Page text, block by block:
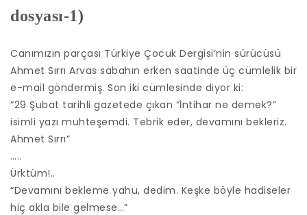
dosyası-1)
Canımızın parçası Türkiye Çocuk Dergisi’nin sürücüsü
Ahmet Sırrı Arvas sabahın erken saatinde üç cümlelik bir
e-mail göndermiş. Son iki cümlesinde diyor ki:
“29 Şubat tarihli gazetede çıkan “İntihar ne demek?”
isimli yazı muhteşemdi. Tebrik eder, devamını bekleriz.
Ahmet Sırrı”
…..
Ürktüm!..
“Devamını bekleme yahu, dedim. Keşke böyle hadiseler
hiç akla bile gelmese…”